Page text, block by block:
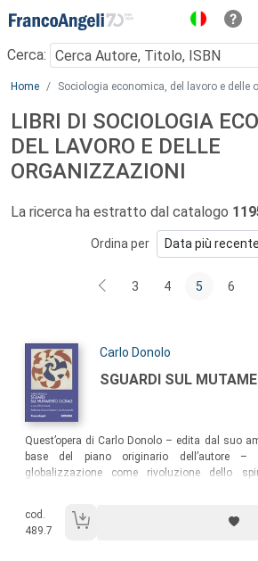
Menu
Cerca:
Main content
Home Sociologia economica, del lavoro e delle
LIBRI DI SOCIOLOGIA
DEL LAVORO E DELLE
ORGANIZZAZIONI
La ricerca ha estratto dal catalogo
Ordina per
3 4 5 6
Autori:
Carlo Donolo
Titolo:
SGUARDI SUL
Sommario:
Quest’opera di Carlo Donolo – edita dal suo
base del piano originario dell’autore
globalizzazione come rivoluzione dello
ripensamento della posizione dell’essere
che è globale e ciò che è locale. La
multidimensionale e pluridisciplinare di
cod.
489.7